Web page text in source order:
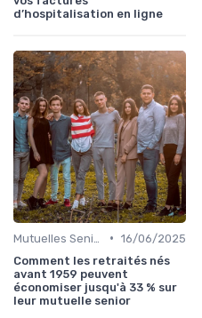
d’hospitalisation en ligne
• 16/06/2025
Comment les retraités nés
avant 1959 peuvent
économiser jusqu'à 33 % sur
leur mutuelle senior